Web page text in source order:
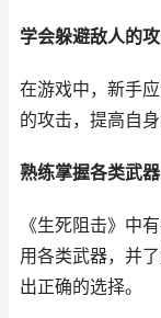
学会躲避敌人的
在游戏中，新手
的攻击，提高自身
熟练掌握各类武
《生死阻击》中
用各类武器，并
出正确的选择。